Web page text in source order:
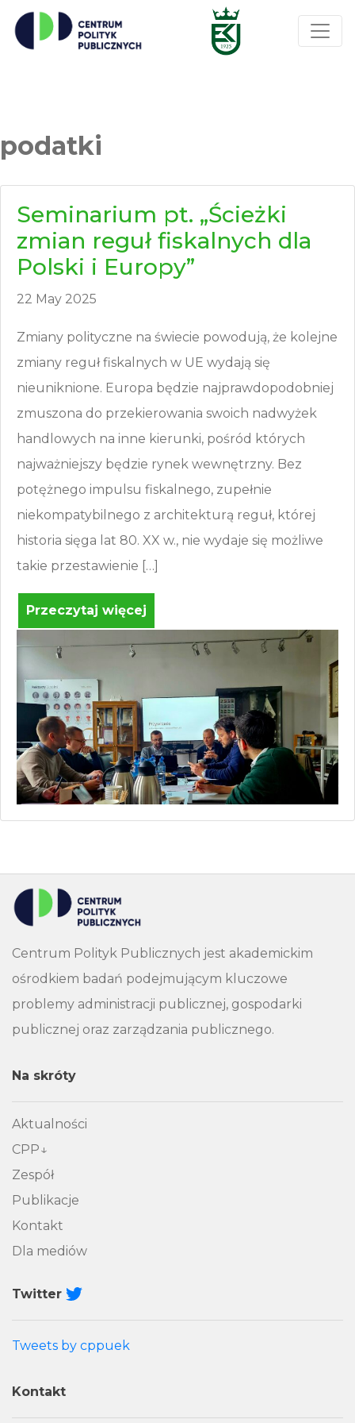
podatki
Seminarium pt. „Ścieżki
zmian reguł fiskalnych dla
Polski i Europy”
22 May 2025
Zmiany polityczne na świecie powodują, że kolejne
zmiany reguł fiskalnych w UE wydają się
nieuniknione. Europa będzie najprawdopodobniej
zmuszona do przekierowania swoich nadwyżek
handlowych na inne kierunki, pośród których
najważniejszy będzie rynek wewnętrzny. Bez
potężnego impulsu fiskalnego, zupełnie
niekompatybilnego z architekturą reguł, której
historia sięga lat 80. XX w., nie wydaje się możliwe
takie przestawienie […]
Przeczytaj więcej
Centrum Polityk Publicznych jest akademickim
ośrodkiem badań podejmującym kluczowe
problemy administracji publicznej, gospodarki
publicznej oraz zarządzania publicznego.
Na skróty
Aktualności
CPP
Zespół
Publikacje
Kontakt
Dla mediów
Twitter
Tweets by cppuek
Kontakt